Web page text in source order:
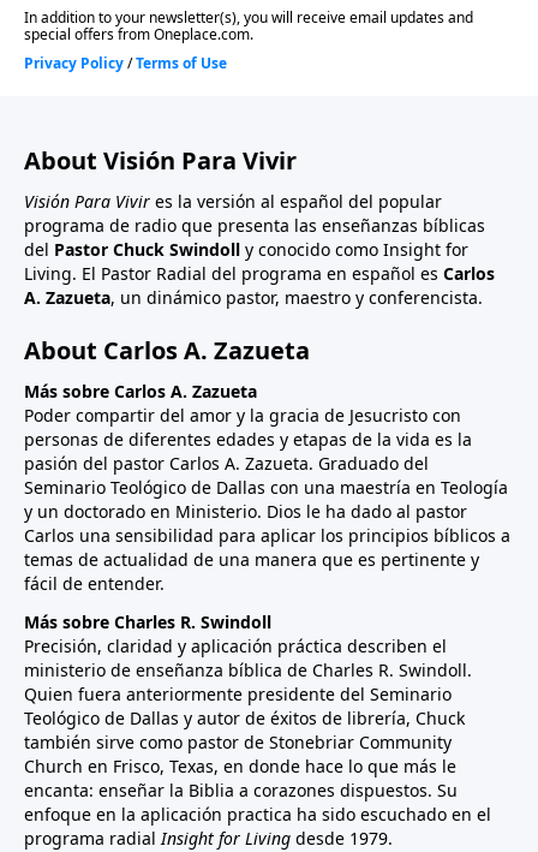
About Visión Para Vivir
Visión Para Vivir es la versión al español del popular
programa de radio que presenta las enseñanzas bíblicas
del Pastor Chuck Swindoll y conocido como Insight for
Living. El Pastor Radial del programa en español es Carlos
A. Zazueta, un dinámico pastor, maestro y conferencista.
About Carlos A. Zazueta
Más sobre Carlos A. Zazueta
Poder compartir del amor y la gracia de Jesucristo con
personas de diferentes edades y etapas de la vida es la
pasión del pastor Carlos A. Zazueta. Graduado del
Seminario Teológico de Dallas con una maestría en Teología
y un doctorado en Ministerio. Dios le ha dado al pastor
Carlos una sensibilidad para aplicar los principios bíblicos a
temas de actualidad de una manera que es pertinente y
fácil de entender.
Más sobre Charles R. Swindoll
Precisión, claridad y aplicación práctica describen el
ministerio de enseñanza bíblica de Charles R. Swindoll.
Quien fuera anteriormente presidente del Seminario
Teológico de Dallas y autor de éxitos de librería, Chuck
también sirve como pastor de Stonebriar Community
Church en Frisco, Texas, en donde hace lo que más le
encanta: enseñar la Biblia a corazones dispuestos. Su
enfoque en la aplicación practica ha sido escuchado en el
programa radialInsight for Living desde 1979.